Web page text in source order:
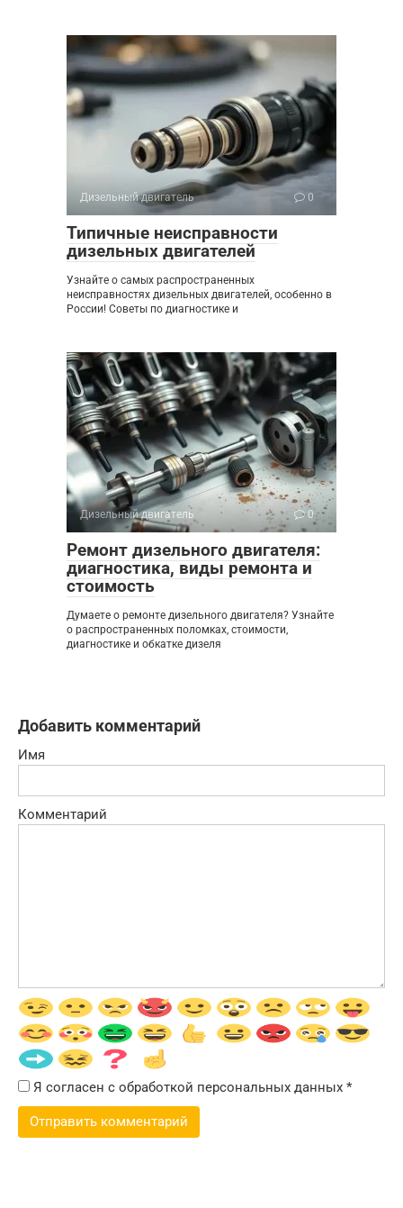
Дизельный двигатель 0
Типичные неисправности
дизельных двигателей
Узнайте о самых распространенных
неисправностях дизельных двигателей, особенно в
России! Советы по диагностике и
Дизельный двигатель 0
Ремонт дизельного двигателя:
диагностика, виды ремонта и
стоимость
Думаете о ремонте дизельного двигателя? Узнайте
о распространенных поломках, стоимости,
диагностике и обкатке дизеля
Добавить комментарий
Имя
Комментарий
Я согласен с обработкой персональных данных *